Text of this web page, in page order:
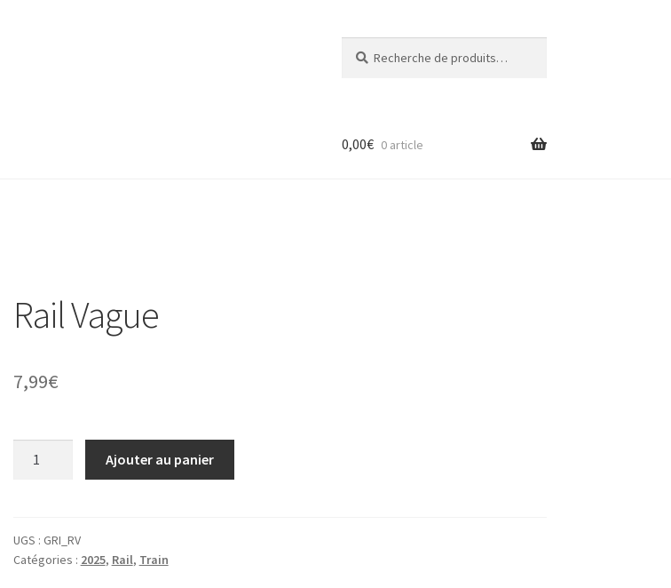
pour :
0,00€ 0 article
Rail Vague
7,99€
Ajouter au panier
UGS : GRI_RV
Catégories : 2025, Rail, Train